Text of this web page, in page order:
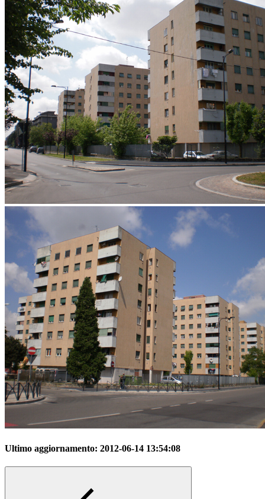
Ultimo aggiornamento: 2012-06-14 13:54:08